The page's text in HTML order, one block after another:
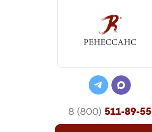
8 (800) 511-89-55